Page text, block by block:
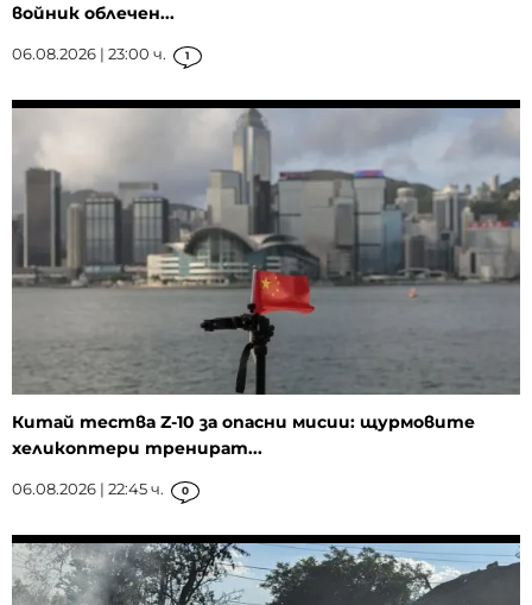
войник облечен...
06.08.2026 | 23:00 ч. 1
Китай тества Z-10 за опасни мисии: щурмовите
хеликоптери тренират...
06.08.2026 | 22:45 ч. 0